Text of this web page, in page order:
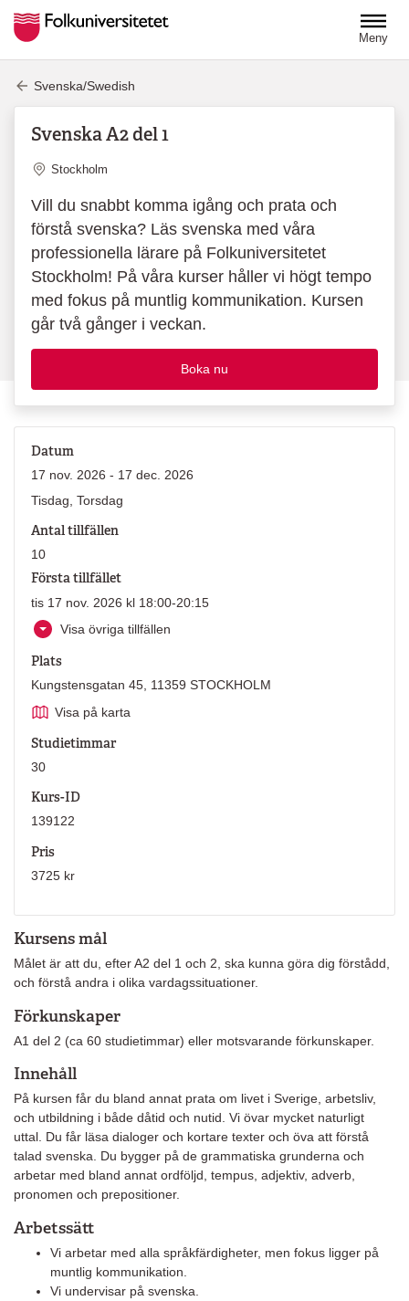
Meny
Svenska/Swedish
Svenska A2 del 1
Plats
Stockholm
Vill du snabbt komma igång och prata och
förstå svenska? Läs svenska med våra
professionella lärare på Folkuniversitetet
Stockholm! På våra kurser håller vi högt tempo
med fokus på muntlig kommunikation. Kursen
går två gånger i veckan.
Boka nu
Kursens mål
Målet är att du, efter A2 del 1 och 2, ska kunna göra dig förstådd,
och förstå andra i olika vardagssituationer.
Förkunskaper
A1 del 2 (ca 60 studietimmar) eller motsvarande förkunskaper.
Innehåll
På kursen får du bland annat prata om livet i Sverige, arbetsliv,
och utbildning i både dåtid och nutid. Vi övar mycket naturligt
uttal. Du får läsa dialoger och kortare texter och öva att förstå
talad svenska. Du bygger på de grammatiska grunderna och
arbetar med bland annat ordföljd, tempus, adjektiv, adverb,
pronomen och prepositioner.
Arbetssätt
Vi arbetar med alla språkfärdigheter, men fokus ligger på
muntlig kommunikation.
Vi undervisar på svenska.
Datum
17 nov. 2026 - 17 dec. 2026
Tisdag, Torsdag
Antal tillfällen
10
Första tillfället
tis 17 nov. 2026 kl 18:00-20:15
Visa övriga tillfällen
Plats
Kungstensgatan 45, 11359 STOCKHOLM
Visa på karta
Studietimmar
30
Kurs-ID
139122
Pris
3725 kr